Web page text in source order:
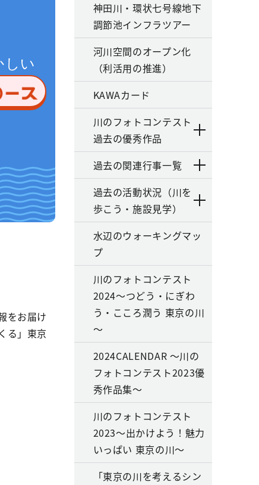
しい
をお届け
る」東京
神田川・環状七号線地下
調節池インフラツアー
河川空間のオープン化
（利活用の推進）
KAWAカード
川のフォトコンテスト
過去の優秀作品
過去の関連行事一覧
過去の活動状況（川を
歩こう・施設見学）
水辺のウォーキングマッ
プ
川のフォトコンテスト
2024～つどう・にぎわ
う・こころ潤う 東京の川
～
2024CALENDAR ～川の
フォトコンテスト2023優
秀作品集～
川のフォトコンテスト
2023～出かけよう！魅力
いっぱい 東京の川～
「東京の川を考えるシン